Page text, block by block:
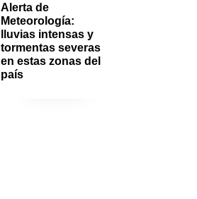
Alerta de
Meteorología:
lluvias intensas y
tormentas severas
en estas zonas del
país